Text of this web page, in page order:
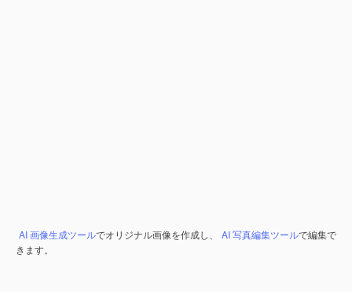
AI 画像生成ツールでオリジナル画像を作成し、 AI 写真編集ツールで編集で
きます。